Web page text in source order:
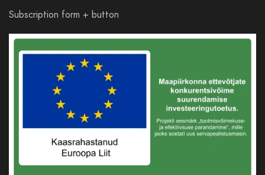
Subscription form + button